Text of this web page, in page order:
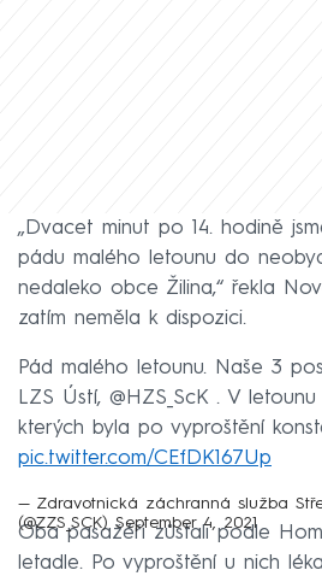
„Dvacet minut po 14. hodině
pádu malého letounu do
nedaleko obce Žilina,“ řekla
zatím neměla k dispozici.
Pád malého letounu. Naše 3
LZS Ústí, @HZS_ScK . V
kterých byla po vyproštění
pic.twitter.com/CEfDK167Up
— Zdravotnická záchranná služba
(@ZZS_SCK) September 4, 2021
Oba pasažéři zůstali podle
letadle. Po vyproštění u nich